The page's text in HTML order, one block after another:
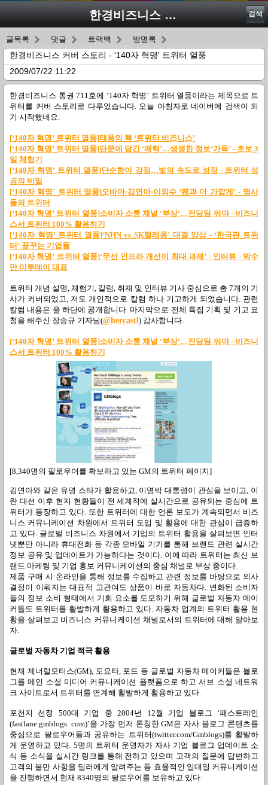
한경비즈니스 커버 스토리 - '140자 혁명' 트위터 열풍 검색
글목록 댓글 트랙백 방명록
한경비즈니스 커버 스토리 - '140자 혁명' 트위터 열풍
2009/07/22 11:22
한경비즈니스 통권 711호에 ‘140자 혁명 ’ 트위터 열풍이라는 제목으로 트
위터를 커버 스토리로 다루었습니다. 오늘 아침자로 네이버에 검색이 되
기 시작했네요.
[‘140자 혁명’ 트위터 열풍]태풍의 핵 ‘트위터 비즈니스’
[‘140자 혁명’ 트위터 열풍]단문에 담긴 ‘매력’…생생한 정보‘가득’ - 초보 3
일 체험기
[‘140자 혁명’ 트위터 열풍]단순함이 강점…빛의 속도로 성장 - 트위터 성
공의 비밀
[‘140자 혁명’ 트위터 열풍]오바마·김연아·이외수 ‘팬과 더 가깝게’ - 명사
들의 트위터
[‘140자 혁명’ 트위터 열풍]소비자 소통 채널 ‘부상’…전담팀 둬야 - 비즈니
스서 트위터 100% 활용하기
[‘140자 혁명’ 트위터 열풍]‘NHN vs SK텔레콤’ 대결 양상 - ‘한국판 트위
터’ 꿈꾸는 기업들
[‘140자 혁명’ 트위터 열풍]‘무선 인프라 개선이 최대 과제’ - 인터뷰 - 박수
만 미투데이 대표
트위터 개념 설명, 체험기, 칼럼, 취재 및 인터뷰 기사 중심으로 총 7개의 기
사가 커버되었고, 저도 개인적으로 칼럼 하나 기고하게 되었습니다. 관련
칼럼 내용은 을 하단에 공개합니다. 마지막으로 전체 특집 기획 및 기고 요
청을 해주신 장승규 기자님(@hercastl) 감사합니다.
[‘140자 혁명’ 트위터 열풍]소비자 소통 채널 ‘부상’…전담팀 둬야 - 비즈니
스서 트위터 100% 활용하기
[8,340명의 팔로우어를 확보하고 있는 GM의 트위터 페이지]
김연아와 같은 유명 스타가 활용하고, 이명박 대통령이 관심을 보이고, 이
란 대선 이후 현지 현황들이 전 세계적에 실시간으로 공유되는 중심에 트
위터가 등장하고 있다. 또한 트위터에 대한 언론 보도가 계속되면서 비즈
니스 커뮤니케이션 차원에서 트위터 도입 및 활용에 대한 관심이 급증하
고 있다. 글로벌 비즈니스 차원에서 기업의 트위터 활용을 살펴보면 인터
넷뿐만 아니라 휴대전화 등 각종 모바일 기기를 통해 브랜드 관련 실시간
정보 공유 및 업데이트가 가능하다는 것이다. 이에 따라 트위터는 최신 브
랜드 마케팅 및 기업 홍보 커뮤니케이션의 중심 채널로 부상 중이다.
제품 구매 시 온라인을 통해 정보를 수집하고 관련 정보를 바탕으로 의사
결정이 이뤄지는 대표적 고관여도 상품이 바로 자동차다. 변화된 소비자
들의 정보 소비 형태에서 기회 요소를 도모하기 위해 글로벌 자동차 메이
커들도 트위터를 활발하게 활용하고 있다. 자동차 업계의 트위터 활용 현
황을 살펴보고 비즈니스 커뮤니케이션 채널로서의 트위터에 대해 알아보
자.
글로벌 자동차 기업 적극 활용
현재 제너럴모터스(GM), 도요타, 포드 등 글로벌 자동차 메이커들은 블로
그를 메인 소셜 미디어 커뮤니케이션 플랫폼으로 하고 서브 소셜 네트워
크 사이트로서 트위터를 연계해 활발하게 활용하고 있다.
포천지 선정 500대 기업 중 2004년 12월 기업 블로그 ‘패스트레인
(fastlane.gmblogs. com)’을 가장 먼저 론칭한GM은 자사 블로그 콘텐츠를
중심으로 팔로우어들과 공유하는 트위터(twitter.com/Gmblogs)를 활발하
게 운영하고 있다. 5명의 트위터 운영자가 자사 기업 블로그 업데이트 소
식 등 소식을 실시간 링크를 통해 전하고 있으며 고객의 질문에 답변하고
고객의 불만 사항을 딜러에게 알려주는 등 효율적인 일대일 커뮤니케이션
을 진행하면서 현재 8340명의 팔로우어를 보유하고 있다.